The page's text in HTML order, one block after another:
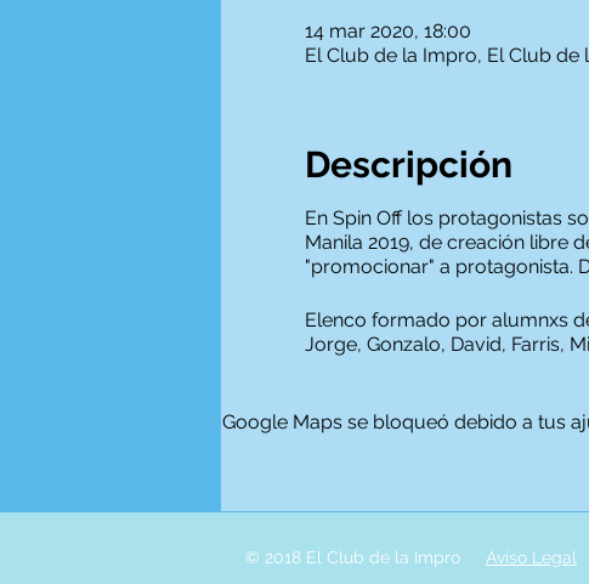
14 mar 2020, 18:00
El Club de la Impro, El Club de
Descripción
En Spin Off los protagonistas
Manila 2019, de creación libre
"promocionar" a protagonista.
Elenco formado por alumnxs
Jorge, Gonzalo, David, Farris,
Google Maps se bloqueó debido a tus
© 2018 El Club de la Impro Aviso Legal